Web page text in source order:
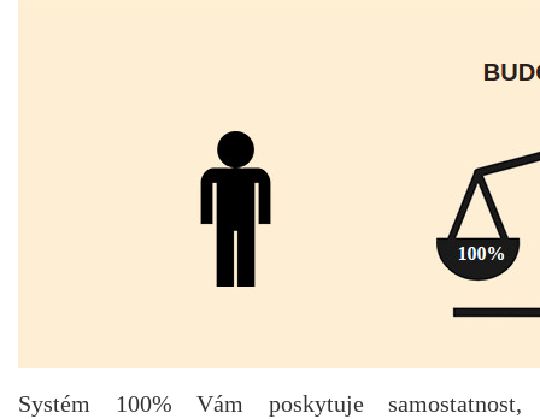
Systém 100% Vám poskytuje samostatnost,